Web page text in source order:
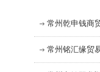
常州乾申钱商
常州铭汇缘贸